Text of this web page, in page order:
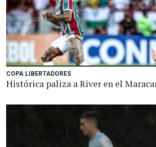
COPA LIBERTADORES
Histórica paliza a River en el